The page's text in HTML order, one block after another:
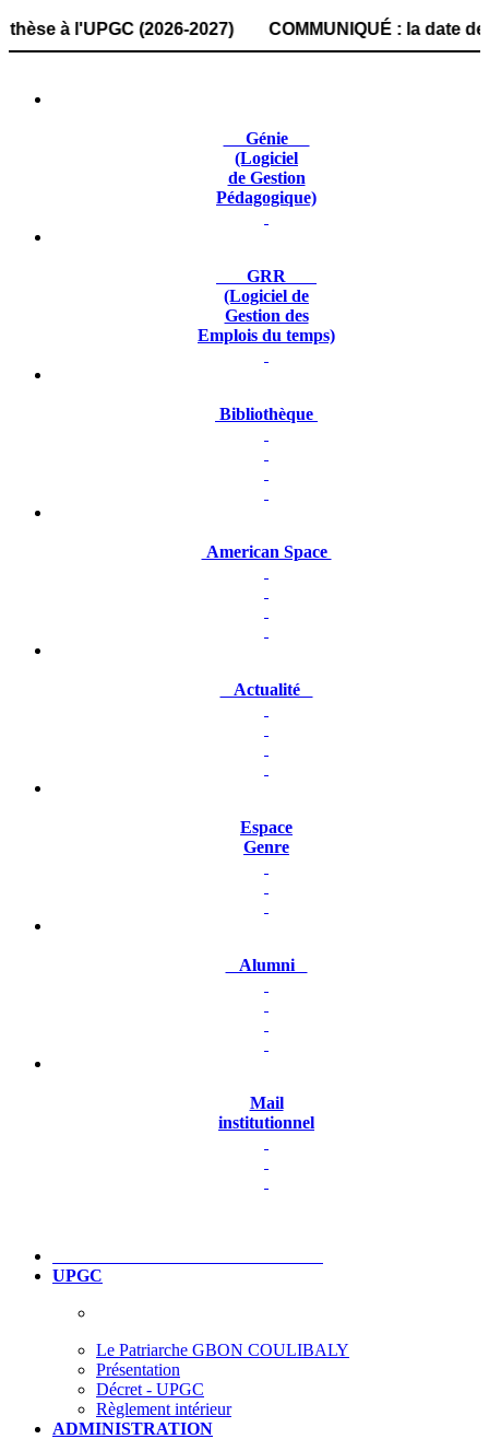
à l'UPGC (2026-2027) COMMUNIQUÉ : la date de
Génie
(Logiciel
de Gestion
Pédagogique)
GRR
(Logiciel de
Gestion des
Emplois du temps)
Bibliothèque
American Space
Actualité
Espace
Genre
Alumni
Mail
institutionnel
UPGC
Le Patriarche GBON COULIBALY
Présentation
Décret - UPGC
Règlement intérieur
ADMINISTRATION